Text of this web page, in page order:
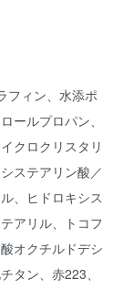
フィン、水添ポ
ールプロパン、
クロクリスタリ
ステアリン酸／
、ヒドロキシス
アリル、トコフ
オクチルドデシ
タン、赤223、